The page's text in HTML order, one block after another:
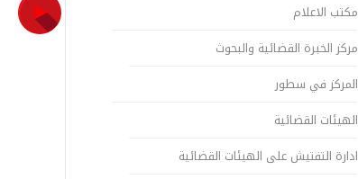
مكتب الاعلام
مركز الخبرة القضائية والبحوث
المركز في سطور
الهيئات القضائية
ادارة التفتيش على الهيئات القضائية